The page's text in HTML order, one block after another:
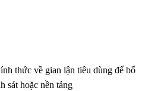
thức về gian lận tiêu dùng để bổ
sát hoặc nền tảng